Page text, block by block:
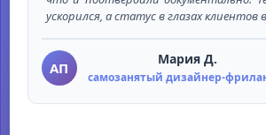
ускорился, а статус в глазах клиентов
АП
Мария Д.
самозанятый дизайнер-